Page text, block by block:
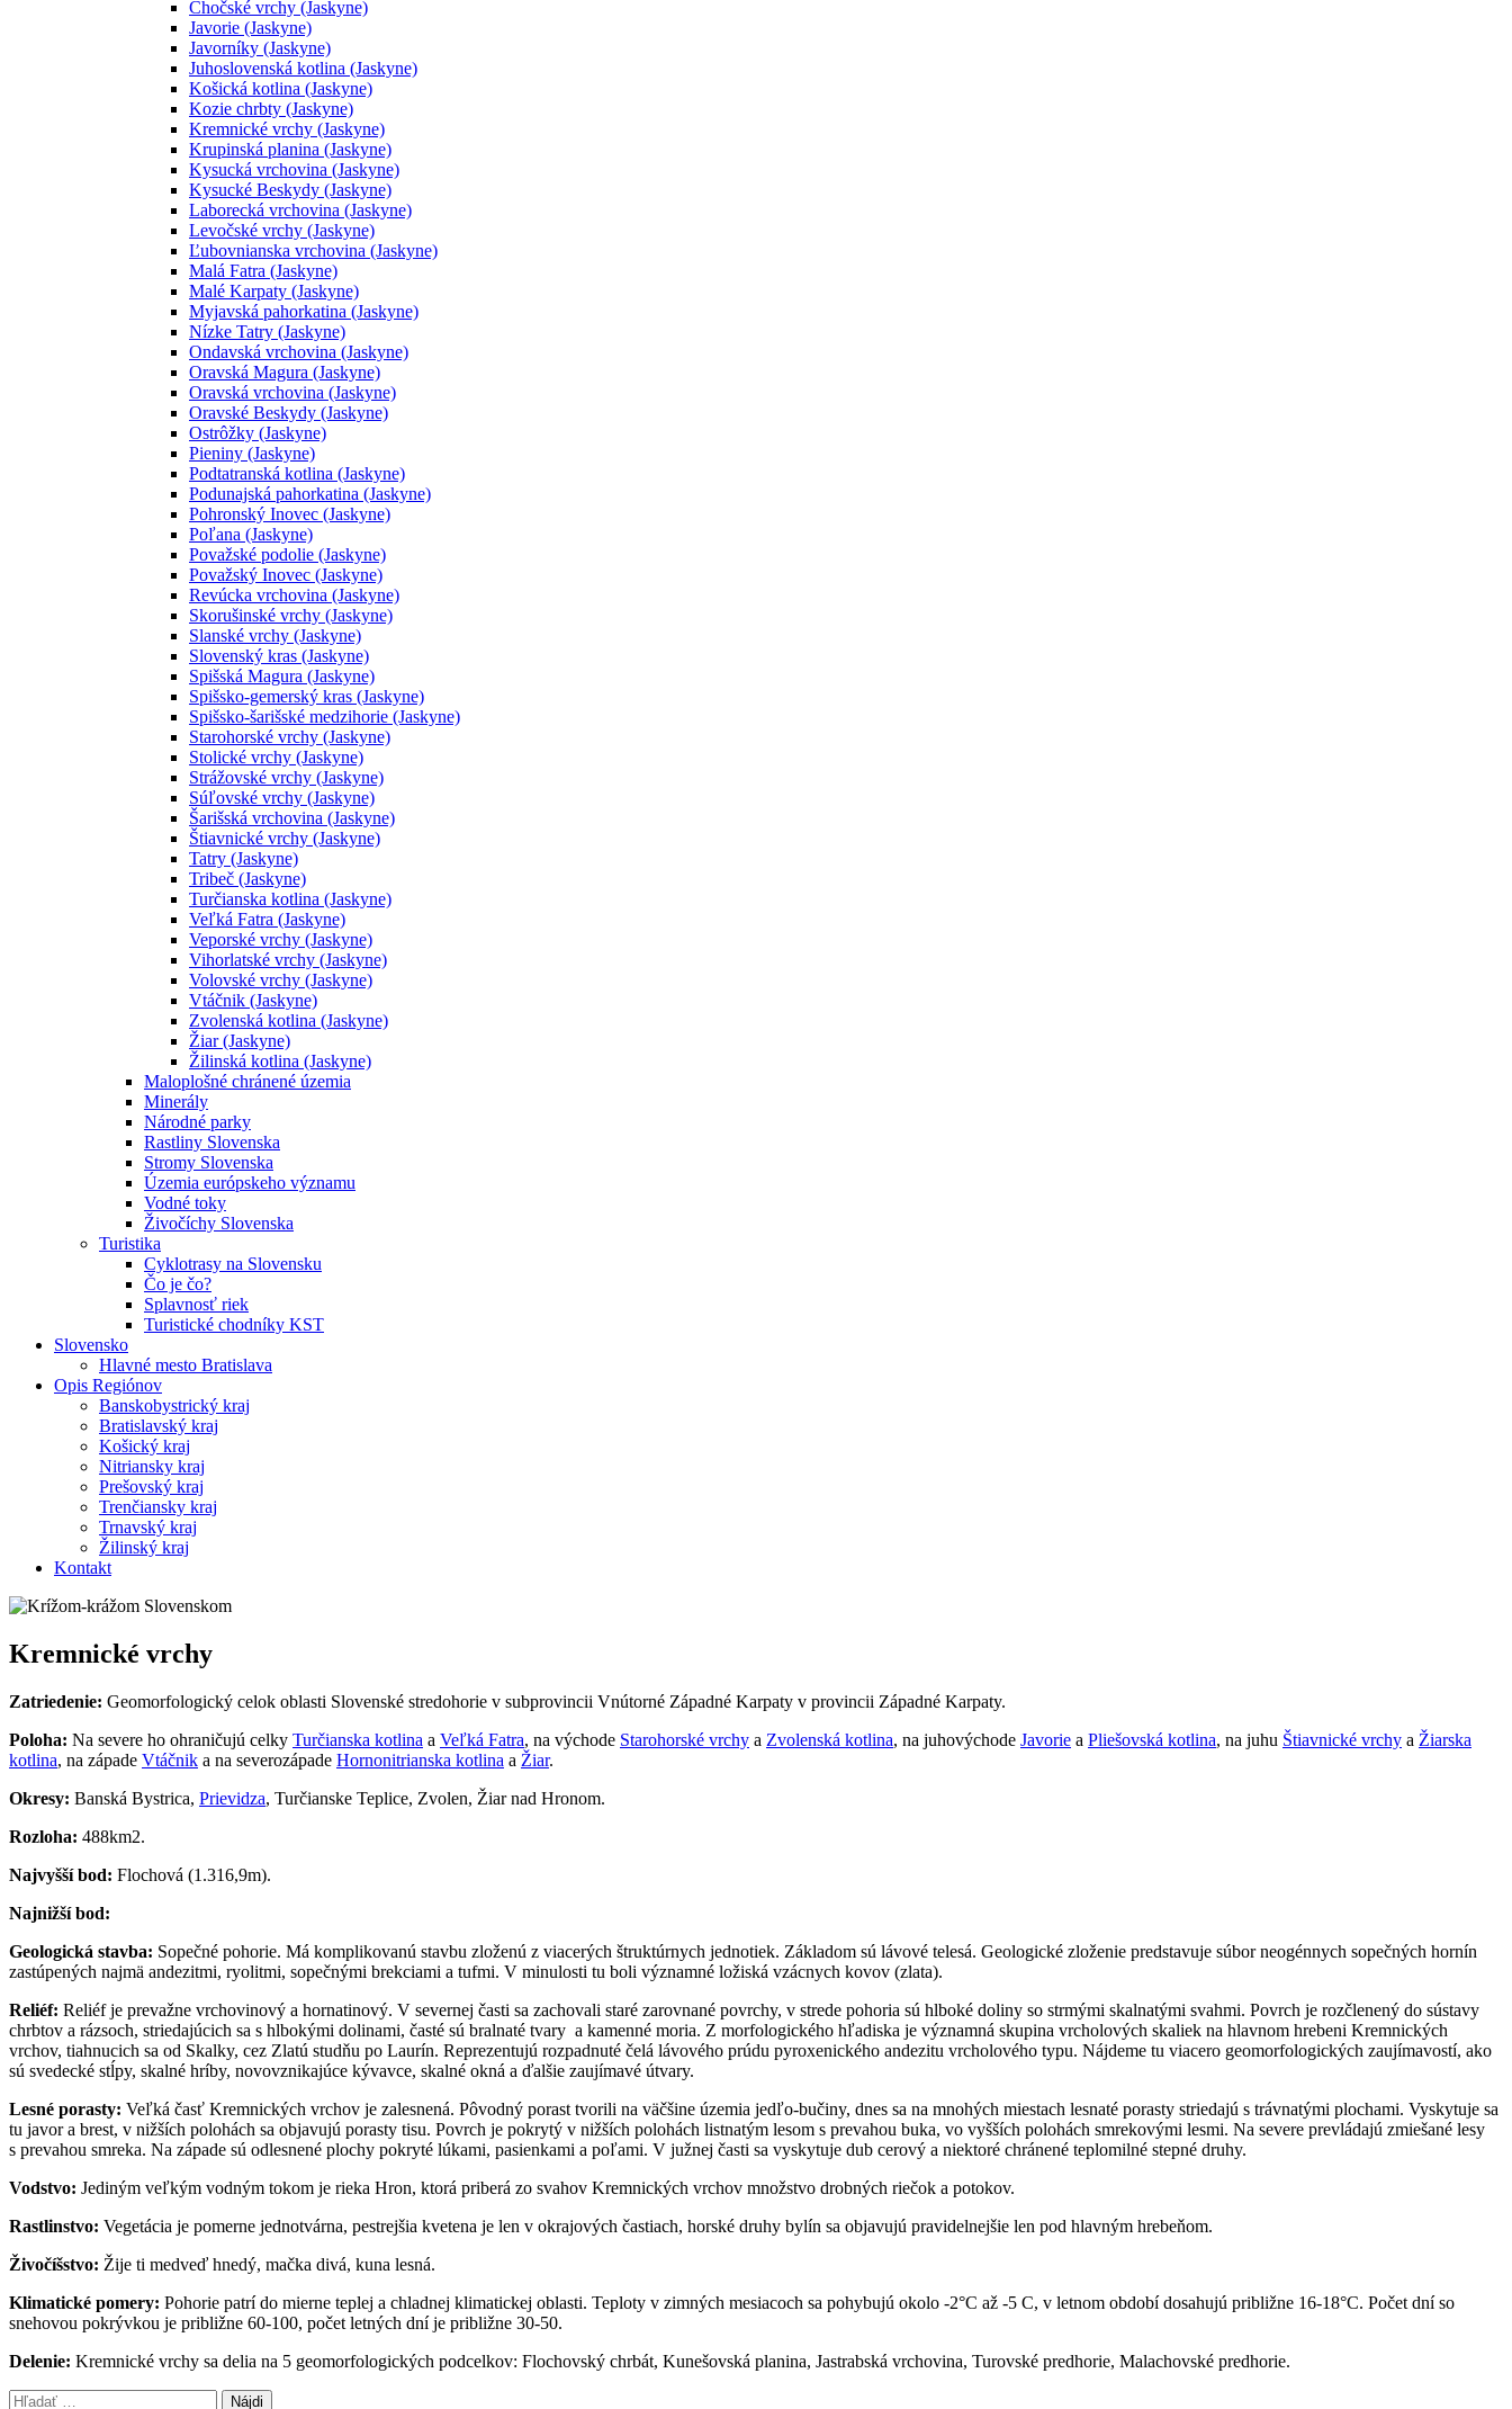
Chočské vrchy (Jaskyne)
Javorie (Jaskyne)
Javorníky (Jaskyne)
Juhoslovenská kotlina (Jaskyne)
Košická kotlina (Jaskyne)
Kozie chrbty (Jaskyne)
Kremnické vrchy (Jaskyne)
Krupinská planina (Jaskyne)
Kysucká vrchovina (Jaskyne)
Kysucké Beskydy (Jaskyne)
Laborecká vrchovina (Jaskyne)
Levočské vrchy (Jaskyne)
Ľubovnianska vrchovina (Jaskyne)
Malá Fatra (Jaskyne)
Malé Karpaty (Jaskyne)
Myjavská pahorkatina (Jaskyne)
Nízke Tatry (Jaskyne)
Ondavská vrchovina (Jaskyne)
Oravská Magura (Jaskyne)
Oravská vrchovina (Jaskyne)
Oravské Beskydy (Jaskyne)
Ostrôžky (Jaskyne)
Pieniny (Jaskyne)
Podtatranská kotlina (Jaskyne)
Podunajská pahorkatina (Jaskyne)
Pohronský Inovec (Jaskyne)
Poľana (Jaskyne)
Považské podolie (Jaskyne)
Považský Inovec (Jaskyne)
Revúcka vrchovina (Jaskyne)
Skorušinské vrchy (Jaskyne)
Slanské vrchy (Jaskyne)
Slovenský kras (Jaskyne)
Spišská Magura (Jaskyne)
Spišsko-gemerský kras (Jaskyne)
Spišsko-šarišské medzihorie (Jaskyne)
Starohorské vrchy (Jaskyne)
Stolické vrchy (Jaskyne)
Strážovské vrchy (Jaskyne)
Súľovské vrchy (Jaskyne)
Šarišská vrchovina (Jaskyne)
Štiavnické vrchy (Jaskyne)
Tatry (Jaskyne)
Tribeč (Jaskyne)
Turčianska kotlina (Jaskyne)
Veľká Fatra (Jaskyne)
Veporské vrchy (Jaskyne)
Vihorlatské vrchy (Jaskyne)
Volovské vrchy (Jaskyne)
Vtáčnik (Jaskyne)
Zvolenská kotlina (Jaskyne)
Žiar (Jaskyne)
Žilinská kotlina (Jaskyne)
Maloplošné chránené územia
Minerály
Národné parky
Rastliny Slovenska
Stromy Slovenska
Územia európskeho významu
Vodné toky
Živočíchy Slovenska
Turistika
Cyklotrasy na Slovensku
Čo je čo?
Splavnosť riek
Turistické chodníky KST
Slovensko
Hlavné mesto Bratislava
Opis Regiónov
Banskobystrický kraj
Bratislavský kraj
Košický kraj
Nitriansky kraj
Prešovský kraj
Trenčiansky kraj
Trnavský kraj
Žilinský kraj
Kontakt
Kremnické vrchy
Zatriedenie: Geomorfologický celok oblasti Slovenské stredohorie v subprovincii Vnútorné Západné Karpaty v provincii Západné Karpaty.
Poloha: Na severe ho ohraničujú celky Turčianska kotlina a Veľká Fatra, na východe Starohorské vrchy a Zvolenská kotlina, na juhovýchode Javorie a Pliešovská kotlina, na juhu Štiavnické vrchy a Žiarska
kotlina, na západe Vtáčnik a na severozápade Hornonitrianska kotlina a Žiar.
Okresy: Banská Bystrica, Prievidza, Turčianske Teplice, Zvolen, Žiar nad Hronom.
Rozloha: 488km2.
Najvyšší bod: Flochová (1.316,9m).
Najnižší bod:
Geologická stavba: Sopečné pohorie. Má komplikovanú stavbu zloženú z viacerých štruktúrnych jednotiek. Základom sú lávové telesá. Geologické zloženie predstavuje súbor neogénnych sopečných hornín
zastúpených najmä andezitmi, ryolitmi, sopečnými brekciami a tufmi. V minulosti tu boli významné ložiská vzácnych kovov (zlata).
Reliéf: Reliéf je prevažne vrchovinový a hornatinový. V severnej časti sa zachovali staré zarovnané povrchy, v strede pohoria sú hlboké doliny so strmými skalnatými svahmi. Povrch je rozčlenený do sústavy
chrbtov a rázsoch, striedajúcich sa s hlbokými dolinami, časté sú bralnaté tvary a kamenné moria. Z morfologického hľadiska je významná skupina vrcholových skaliek na hlavnom hrebeni Kremnických
vrchov, tiahnucich sa od Skalky, cez Zlatú studňu po Laurín. Reprezentujú rozpadnuté čelá lávového prúdu pyroxenického andezitu vrcholového typu. Nájdeme tu viacero geomorfologických zaujímavostí, ako
sú svedecké stĺpy, skalné hríby, novovznikajúce kývavce, skalné okná a ďalšie zaujímavé útvary.
Lesné porasty: Veľká časť Kremnických vrchov je zalesnená. Pôvodný porast tvorili na väčšine územia jedľo-bučiny, dnes sa na mnohých miestach lesnaté porasty striedajú s trávnatými plochami. Vyskytuje sa
tu javor a brest, v nižších polohách sa objavujú porasty tisu. Povrch je pokrytý v nižších polohách listnatým lesom s prevahou buka, vo vyšších polohách smrekovými lesmi. Na severe prevládajú zmiešané lesy
s prevahou smreka. Na západe sú odlesnené plochy pokryté lúkami, pasienkami a poľami. V južnej časti sa vyskytuje dub cerový a niektoré chránené teplomilné stepné druhy.
Vodstvo: Jediným veľkým vodným tokom je rieka Hron, ktorá priberá zo svahov Kremnických vrchov množstvo drobných riečok a potokov.
Rastlinstvo: Vegetácia je pomerne jednotvárna, pestrejšia kvetena je len v okrajových častiach, horské druhy bylín sa objavujú pravidelnejšie len pod hlavným hrebeňom.
Živočíšstvo: Žije ti medveď hnedý, mačka divá, kuna lesná.
Klimatické pomery: Pohorie patrí do mierne teplej a chladnej klimatickej oblasti. Teploty v zimných mesiacoch sa pohybujú okolo -2°C až -5 C, v letnom období dosahujú približne 16-18°C. Počet dní so
snehovou pokrývkou je približne 60-100, počet letných dní je približne 30-50.
Delenie: Kremnické vrchy sa delia na 5 geomorfologických podcelkov: Flochovský chrbát, Kunešovská planina, Jastrabská vrchovina, Turovské predhorie, Malachovské predhorie.
Hľadať: